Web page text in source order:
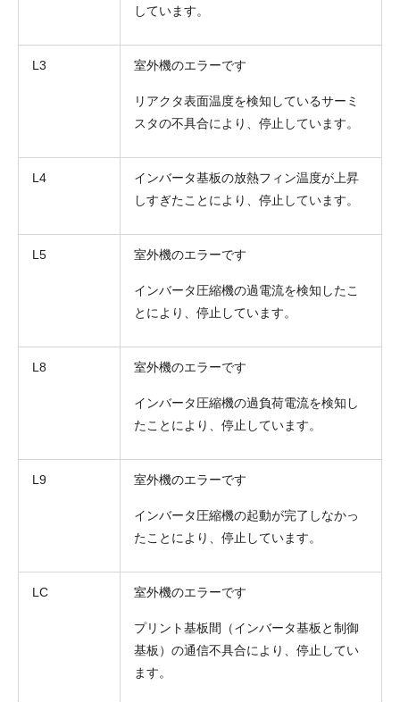
しています。
L3 室外機のエラーです
リアクタ表面温度を検知しているサーミ
スタの不具合により、停止しています。
L4
インバータ基板の放熱フィン温度が上昇
しすぎたことにより、停止しています。
L5 室外機のエラーです
インバータ圧縮機の過電流を検知したこ
とにより、停止しています。
L8 室外機のエラーです
インバータ圧縮機の過負荷電流を検知し
たことにより、停止しています。
L9 室外機のエラーです
インバータ圧縮機の起動が完了しなかっ
たことにより、停止しています。
LC 室外機のエラーです
プリント基板間（インバータ基板と制御
基板）の通信不具合により、停止してい
ます。